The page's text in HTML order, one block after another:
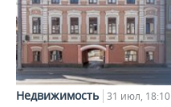
Недвижимость 31 июл, 18:10